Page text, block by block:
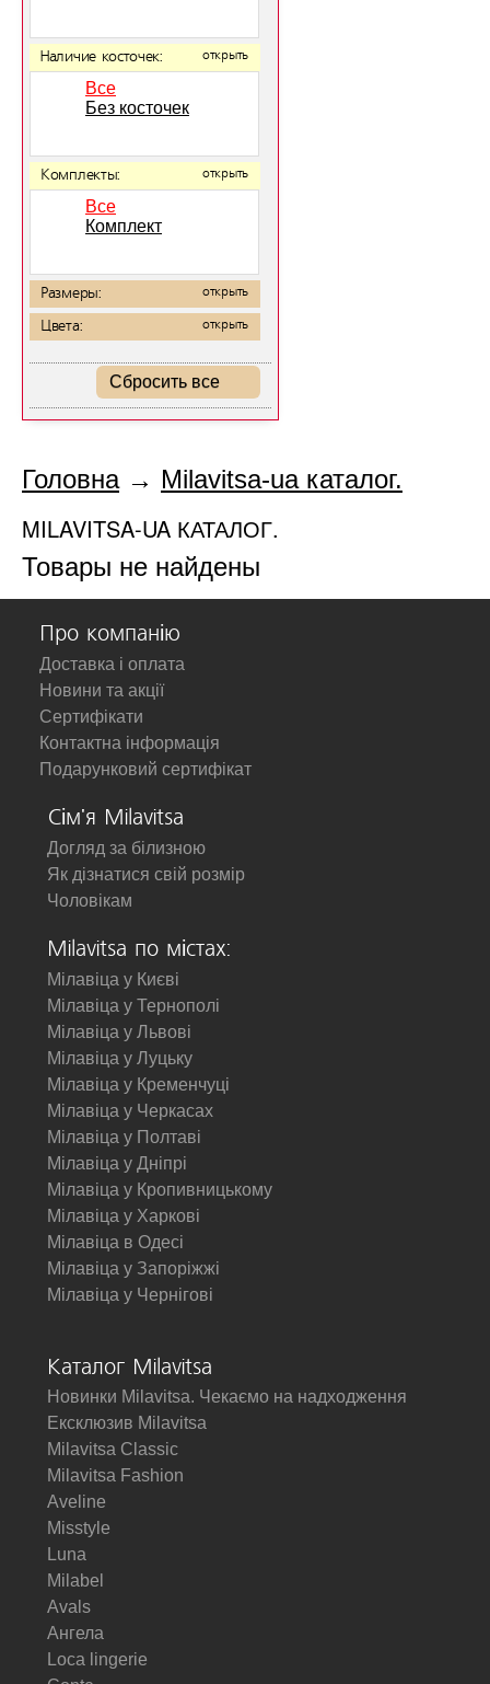
Наличие косточек: открыть
Все
Без косточек
Комплекты: открыть
Все
Комплект
Размеры: открыть
Цвета: открыть
Сбросить все
Головна→ Milavitsa-ua каталог.
MILAVITSA-UA КАТАЛОГ.
Товары не найдены
Про компанію
Доставка і оплата
Новини та акції
Сертифікати
Контактна інформація
Подарунковий сертифікат
Сім'я Milavitsa
Догляд за білизною
Як дізнатися свій розмір
Чоловікам
Milavitsa по містах:
Мілавіца у Києві
Мілавіца у Тернополі
Мілавіца у Львові
Мілавіца у Луцьку
Мілавіца у Кременчуці
Мілавіца у Черкасах
Мілавіца у Полтаві
Мілавіца у Дніпрі
Мілавіца у Кропивницькому
Мілавіца у Харкові
Мілавіца в Одесі
Мілавіца у Запоріжжі
Мілавіца у Чернігові
Каталог Milavitsa
Новинки Milavitsa. Чекаємо на надходження
Ексклюзив Milavitsa
Milavitsa Classic
Milavitsa Fashion
Aveline
Misstyle
Luna
Milabel
Avals
Ангела
Loca lingerie